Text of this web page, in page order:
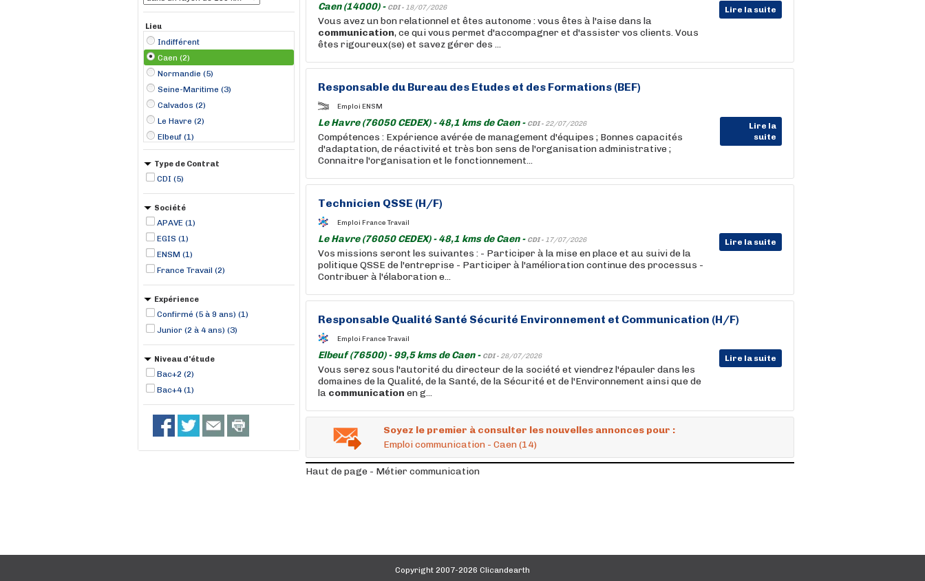
Lieu
Indifférent
Caen (2)
Normandie (5)
Seine-Maritime (3)
Calvados (2)
Le Havre (2)
Elbeuf (1)
Type de Contrat
CDI (5)
Société
APAVE (1)
EGIS (1)
ENSM (1)
France Travail (2)
Expérience
Confirmé (5 à 9 ans) (1)
Junior (2 à 4 ans) (3)
Niveau d'étude
Bac+2 (2)
Bac+4 (1)
Caen (14000) - CDI - 18/07/2026 Lire la suite
Vous avez un bon relationnel et êtes autonome : vous êtes à l'aise dans la
communication, ce qui vous permet d'accompagner et d'assister vos clients. Vous
êtes rigoureux(se) et savez gérer des ...
Responsable du Bureau des Etudes et des Formations (BEF)
Emploi ENSM
Le Havre (76050 CEDEX) - 48,1 kms de Caen - CDI - 22/07/2026
Lire la
suite
Compétences : Expérience avérée de management d'équipes ; Bonnes capacités
d'adaptation, de réactivité et très bon sens de l'organisation administrative ;
Connaitre l'organisation et le fonctionnement...
Technicien QSSE (H/F)
Emploi France Travail
Le Havre (76050 CEDEX) - 48,1 kms de Caen - CDI - 17/07/2026 Lire la suite
Vos missions seront les suivantes : - Participer à la mise en place et au suivi de la
politique QSSE de l'entreprise - Participer à l'amélioration continue des processus -
Contribuer à l'élaboration e...
Responsable Qualité Santé Sécurité Environnement et Communication (H/F)
Emploi France Travail
Elbeuf (76500) - 99,5 kms de Caen - CDI - 28/07/2026 Lire la suite
Vous serez sous l'autorité du directeur de la société et viendrez l'épauler dans les
domaines de la Qualité, de la Santé, de la Sécurité et de l'Environnement ainsi que de
la communication en g...
Soyez le premier à consulter les nouvelles annonces pour :
Emploi communication - Caen (14)
Haut de page - Métier communication
Copyright 2007-2026 Clicandearth